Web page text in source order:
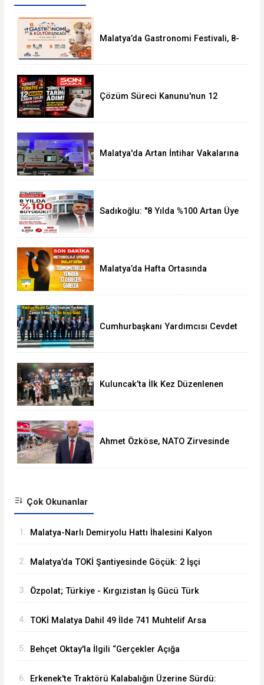
Malatya’da Gastronomi Festivali, 8-
Çözüm Süreci Kanunu'nun 12
Malatya'da Artan İntihar Vakalarına
Sadıkoğlu: "8 Yılda %100 Artan Üye
Malatya’da Hafta Ortasında
Cumhurbaşkanı Yardımcısı Cevdet
Kuluncak’ta İlk Kez Düzenlenen
Ahmet Özköse, NATO Zirvesinde
Çok Okunanlar
1. Malatya-Narlı Demiryolu Hattı İhalesini Kalyon
2. Malatya’da TOKİ Şantiyesinde Göçük: 2 İşçi
3. Özpolat; Türkiye - Kırgızistan İş Gücü Türk
4. TOKİ Malatya Dahil 49 İlde 741 Muhtelif Arsa
5. Behçet Oktay'la İlgili “Gerçekler Açığa
6. Erkenek'te Traktörü Kalabalığın Üzerine Sürdü: